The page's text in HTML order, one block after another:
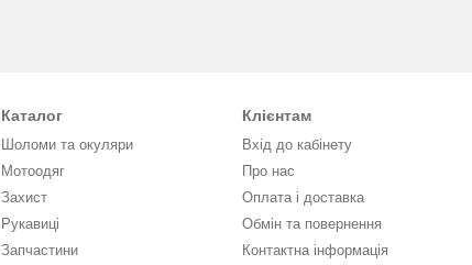
Каталог
Шоломи та окуляри
Мотоодяг
Захист
Рукавиці
Запчастини
Клієнтам
Вхід до кабінету
Про нас
Оплата і доставка
Обмін та повернення
Контактна інформація